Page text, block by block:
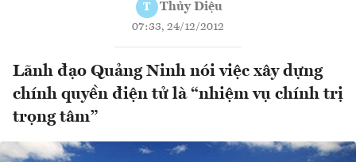
T Thủy Diệu
07:33, 24/12/2012
Lãnh đạo Quảng Ninh nói việc xây dựng
chính quyền điện tử là “nhiệm vụ chính trị
trọng tâm”